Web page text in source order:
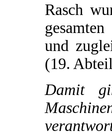
Rasch
und
(19.
Damit